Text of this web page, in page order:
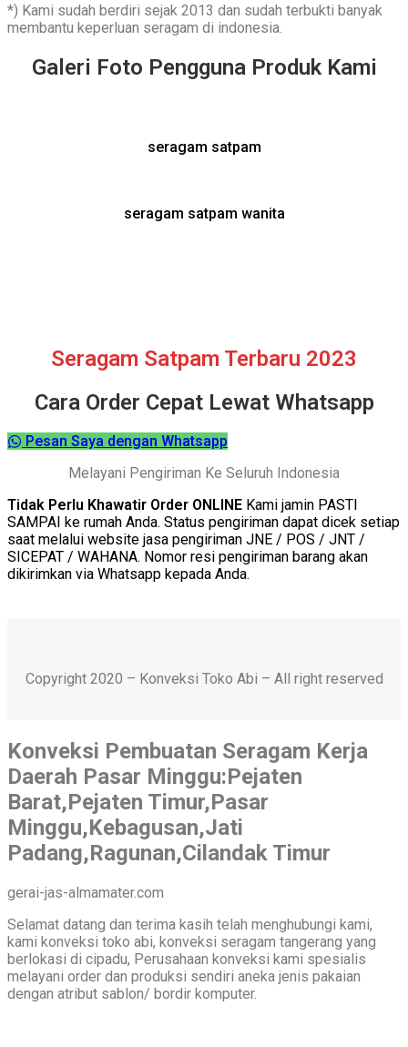
*) Kami sudah berdiri sejak 2013 dan sudah terbukti banyak
membantu keperluan seragam di indonesia.
Galeri Foto Pengguna Produk Kami
seragam satpam
seragam satpam wanita
Seragam Satpam Terbaru 2023
Cara Order Cepat Lewat Whatsapp
Pesan Saya dengan Whatsapp
Melayani Pengiriman Ke Seluruh Indonesia
Tidak Perlu Khawatir Order ONLINE Kami jamin PASTI
SAMPAI ke rumah Anda. Status pengiriman dapat dicek setiap
saat melalui website jasa pengiriman JNE / POS / JNT /
SICEPAT / WAHANA. Nomor resi pengiriman barang akan
dikirimkan via Whatsapp kepada Anda.
Copyright 2020 – Konveksi Toko Abi – All right reserved
Konveksi Pembuatan Seragam Kerja
Daerah Pasar Minggu:Pejaten
Barat,Pejaten Timur,Pasar
Minggu,Kebagusan,Jati
Padang,Ragunan,Cilandak Timur
gerai-jas-almamater.com
Selamat datang dan terima kasih telah menghubungi kami,
kami konveksi toko abi, konveksi seragam tangerang yang
berlokasi di cipadu, Perusahaan konveksi kami spesialis
melayani order dan produksi sendiri aneka jenis pakaian
dengan atribut sablon/ bordir komputer.